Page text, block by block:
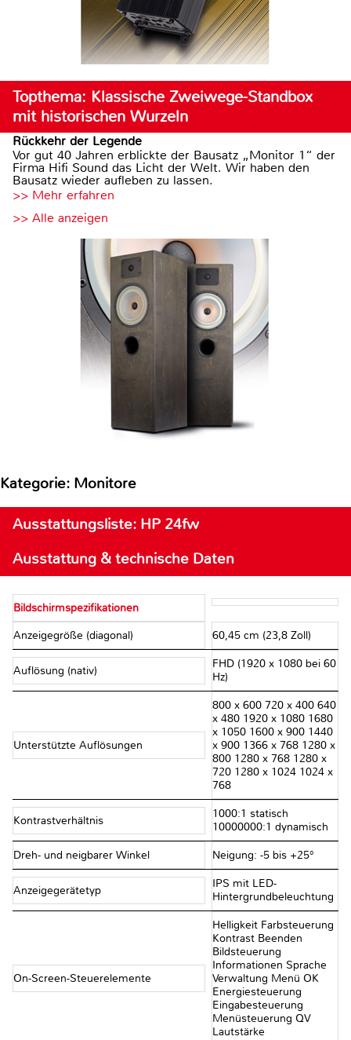
Topthema: Klassische Zweiwege-Standbox
mit historischen Wurzeln
Rückkehr der Legende
Vor gut 40 Jahren erblickte der Bausatz „Monitor 1“ der
Firma Hifi Sound das Licht der Welt. Wir haben den
Bausatz wieder aufleben zu lassen.
>> Mehr erfahren
>> Alle anzeigen
Kategorie: Monitore
Ausstattungsliste: HP 24fw
Ausstattung & technische Daten
Bildschirmspezifikationen
Anzeigegröße (diagonal) 60,45 cm (23,8 Zoll)
Auflösung (nativ)
FHD (1920 x 1080 bei 60
Hz)
Unterstützte Auflösungen
800 x 600 720 x 400 640
x 480 1920 x 1080 1680
x 1050 1600 x 900 1440
x 900 1366 x 768 1280 x
800 1280 x 768 1280 x
720 1280 x 1024 1024 x
768
Kontrastverhältnis
1000:1 statisch
10000000:1 dynamisch
Dreh- und neigbarer Winkel Neigung: -5 bis +25°
Anzeigegerätetyp
IPS mit LED-
Hintergrundbeleuchtung
On-Screen-Steuerelemente
Helligkeit Farbsteuerung
Kontrast Beenden
Bildsteuerung
Informationen Sprache
Verwaltung Menü OK
Energiesteuerung
Eingabesteuerung
Menüsteuerung QV
Lautstärke